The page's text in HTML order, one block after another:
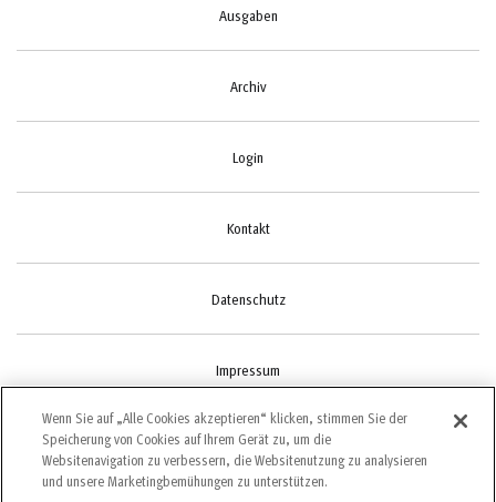
Ausgaben
Archiv
Login
Kontakt
Datenschutz
Impressum
Cookie-Einstellungen
Wenn Sie auf „Alle Cookies akzeptieren“ klicken, stimmen Sie der
Speicherung von Cookies auf Ihrem Gerät zu, um die
Websitenavigation zu verbessern, die Websitenutzung zu analysieren
und unsere Marketingbemühungen zu unterstützen.